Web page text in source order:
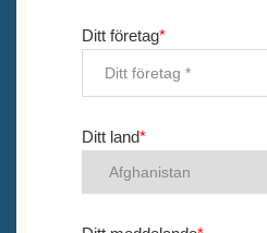
Ditt företag*
Ditt land*